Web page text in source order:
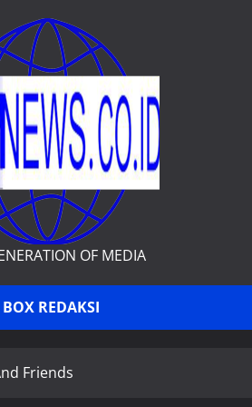
OF MEDIA
BOX REDAKSI
Friends